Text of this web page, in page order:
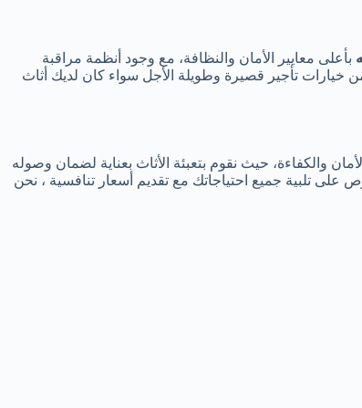
بأعلى معايير الأمان والنظافة، مع وجود أنظمة مراقبة
خيارات تأجير قصيرة وطويلة الأجل سواء كان لديك أثاث
والكفاءة، حيث نقوم بتعبئة الأثاث بعناية لضمان وصوله
تلبية جميع احتياجاتك مع تقديم أسعار تنافسية ، نحن